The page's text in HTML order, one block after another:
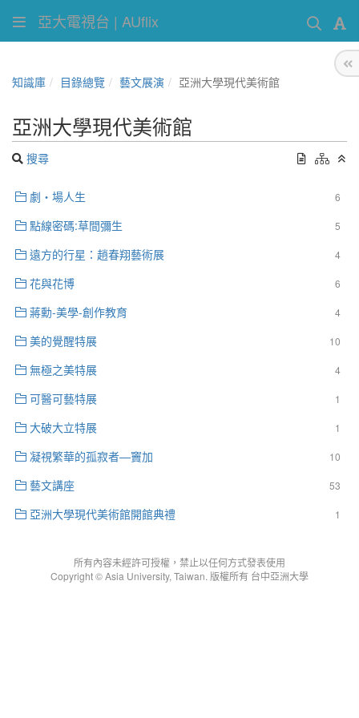
亞大電視台 | AUflix
知識庫 目錄總覽 藝文展演 亞洲大學現代美術館
亞洲大學現代美術館
搜尋
6
劇‧場人生
5
點線密碼:草間彌生
4
遠方的行星：趙春翔藝術展
6
花與花博
4
蔣勳-美學-創作教育
10
美的覺醒特展
4
無極之美特展
1
可醫可藝特展
1
大破大立特展
10
凝視繁華的孤寂者—竇加
53
藝文講座
1
亞洲大學現代美術館開館典禮
所有內容未經許可授權，禁止以任何方式發表使用
Copyright © Asia University, Taiwan. 版權所有 台中亞洲大學